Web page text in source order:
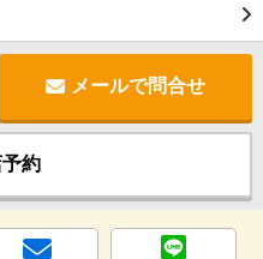
メールで問合せ
約